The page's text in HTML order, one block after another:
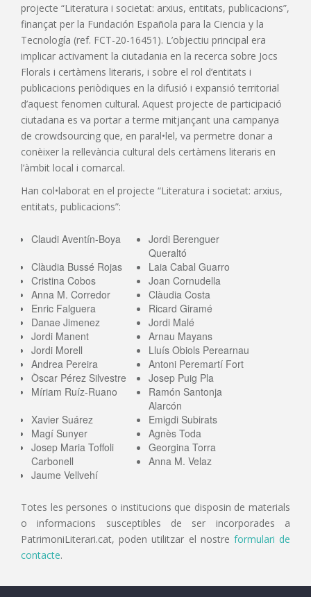
projecte “Literatura i societat: arxius, entitats, publicacions”,
finançat per la Fundación Española para la Ciencia y la
Tecnología (ref. FCT-20-16451). L’objectiu principal era
implicar activament la ciutadania en la recerca sobre Jocs
Florals i certàmens literaris, i sobre el rol d’entitats i
publicacions periòdiques en la difusió i expansió territorial
d’aquest fenomen cultural. Aquest projecte de participació
ciutadana es va portar a terme mitjançant una campanya
de crowdsourcing que, en paral•lel, va permetre donar a
conèixer la rellevància cultural dels certàmens literaris en
l’àmbit local i comarcal.
Han col•laborat en el projecte “Literatura i societat: arxius,
entitats, publicacions”:
Claudi Aventín-Boya
Jordi Berenguer
Queraltó
Clàudia Bussé Rojas
Laia Cabal Guarro
Cristina Cobos
Joan Cornudella
Anna M. Corredor
Clàudia Costa
Enric Falguera
Ricard Giramé
Danae Jimenez
Jordi Malé
Jordi Manent
Arnau Mayans
Jordi Morell
Lluís Obiols Perearnau
Andrea Pereira
Antoni Peremartí Fort
Òscar Pérez Silvestre
Josep Puig Pla
Míriam Ruíz-Ruano
Ramón Santonja
Alarcón
Xavier Suárez
Emigdi Subirats
Magí Sunyer
Agnès Toda
Josep Maria Toffoli
Carbonell
Georgina Torra
Anna M. Velaz
Jaume Vellvehí
Totes les persones o institucions que disposin de materials
o informacions susceptibles de ser incorporades a
PatrimoniLiterari.cat, poden utilitzar el nostre formulari de
contacte.